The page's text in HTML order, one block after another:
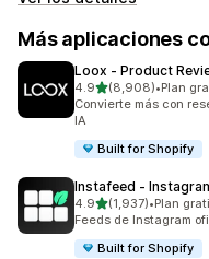
Más aplicaciones
Loox ‑ Product
4.9de 5 estrellas
(8,908)
8908 reseñas en total
•Plan
Convierte más con
IA
Built for Shopify
Instafeed ‑
4.9de 5 estrellas
(1,937)
1937 reseñas en total
•Plan
Feeds de Instagram
Built for Shopify